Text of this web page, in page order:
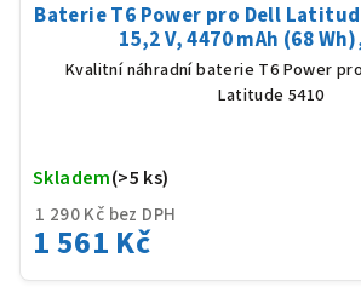
Baterie T6 Power pro Dell
15,2 V, 4470 mAh (68
Kvalitní náhradní baterie T6 Power
Latitude 5410
1 290 Kč bez DPH
1 561 Kč
Skladem(>5 ks)